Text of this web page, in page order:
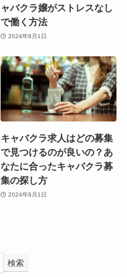
ャバクラ嬢がストレスなし
で働く方法
2024年8月1日
キャバクラ求人はどの募集
で見つけるのが良いの？あ
なたに合ったキャバクラ募
集の探し方
2024年8月1日
検索